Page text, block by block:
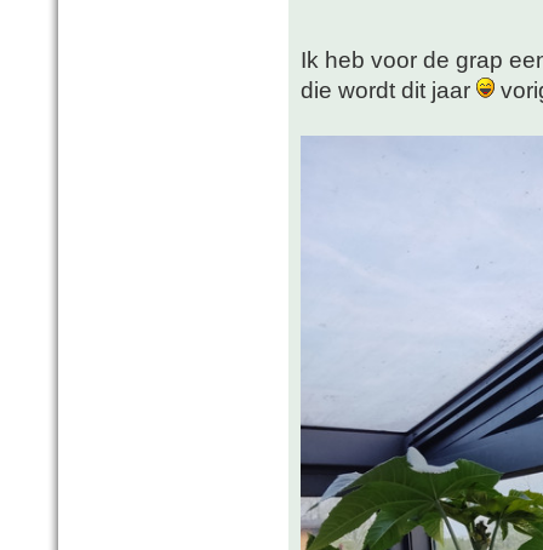
Ik heb voor de grap
die wordt dit jaar